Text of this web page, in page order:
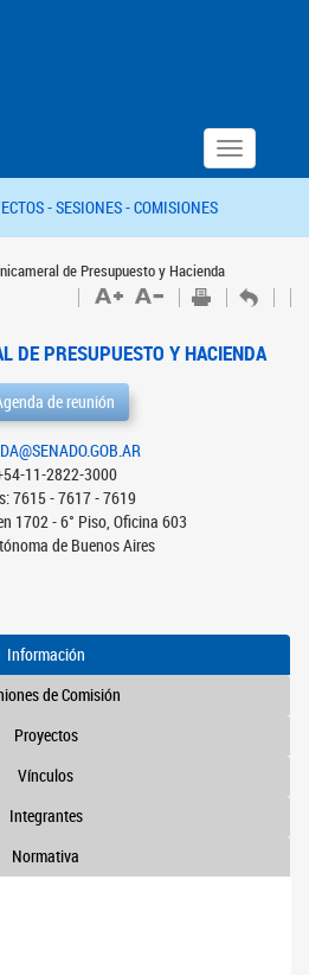
Toggle
navigation
-SESIONES -COMISIONES
de Presupuesto y Hacienda
DE PRESUPUESTO Y HACIENDA
de reunión
11-2822-3000
7615 - 7617 - 7619
1702 - 6° Piso, Oficina 603
de Buenos Aires
Información
de Comisión
Proyectos
Vínculos
Integrantes
Normativa